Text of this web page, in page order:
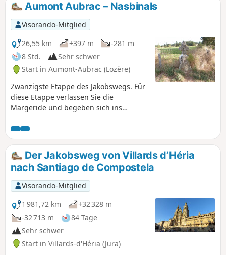
Aumont Aubrac – Nasbinals
Visorando-Mitglied
26,55 km
+397 m
-281 m
8 Std.
Sehr schwer
Start in Aumont-Aubrac (Lozère)
Zwanzigste Etappe des Jakobswegs. Für
diese Etappe verlassen Sie die
Margeride und begeben sich ins
sind, wenn keine Bäume mehr da sind –
und es ist einfach herrlich! Die Farben,
die Landschaften, die Kühe, die Stille,
der Himmel, die Steine. Sie werden sich
angesichts der Weite der Natur ganz
klein fühlen.
Der Jakobsweg von Villards d’Héria
nach Santiago de Compostela
Visorando-Mitglied
1 981,72 km
+32 328 m
-32 713 m
84 Tage
Sehr schwer
Start in Villards-d'Héria (Jura)